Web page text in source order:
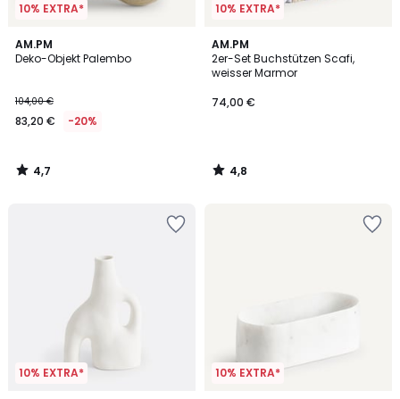
10% EXTRA*
AM.PM
Deko-Objekt Palembo
104,00 €
83,20 € -20%
4,7
/ 5
4,7
/
10% EXTRA*
AM.PM
2er-Set Buchstützen Scafi,
weisser Marmor
74,00 €
4,8
/ 5
4,8
/
10% EXTRA* 10% EXTRA*